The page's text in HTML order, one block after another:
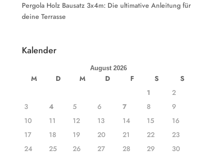
Pergola Holz Bausatz 3x4m: Die ultimative Anleitung für
deine Terrasse
Kalender
August 2026
M D M D F S
S
1
2
3
4 5 6 7 8
9
10
11 12 13 14 15
16
17
18 19 20 21 22
23
24
25 26 27 28 29
30